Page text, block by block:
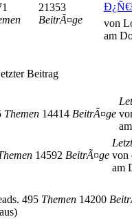
21353
BeitrÃ¤ge
von
am
Beitrag
Themen 14414 BeitrÃ¤ge
14592 BeitrÃ¤ge von
am
495 Themen 14200